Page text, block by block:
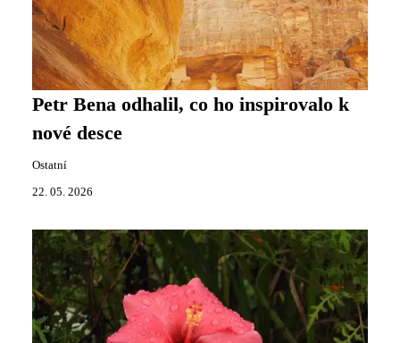
Petr Bena odhalil, co ho inspirovalo k
nové desce
Ostatní
22. 05. 2026